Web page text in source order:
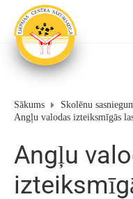
Sākums
Skolēnu
Angļu valodas izteiksmīgās
Angļu